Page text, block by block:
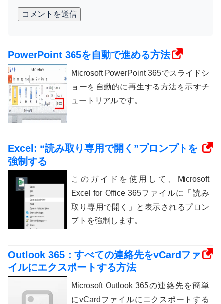
コメントを送信
PowerPoint 365を自動で進める方法
Microsoft PowerPoint 365でスライドシ
ョーを自動的に再生する方法を示すチ
ュートリアルです。
Excel: “読み取り専用で開く”プロンプトを
強制する
このガイドを使用して、Microsoft
Excel for Office 365ファイルに「読み
取り専用で開く」と表示されるプロン
プトを強制します。
Outlook 365：すべての連絡先をvCardファ
イルにエクスポートする方法
Microsoft Outlook 365の連絡先を簡単
にvCardファイルにエクスポートする